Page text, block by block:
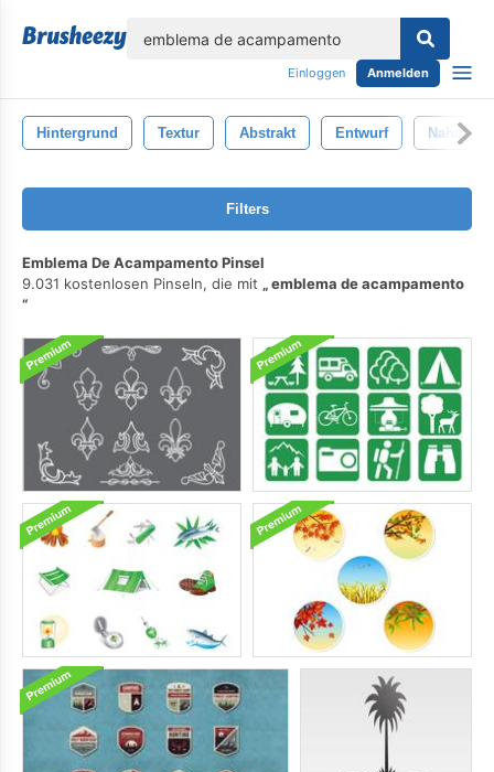
Einloggen Anmelden
Hintergrund Textur Abstrakt Entwurf
Filters
Emblema De Acampamento Pinsel
9.031 kostenlosen Pinseln, die mit
emblema de acampamento